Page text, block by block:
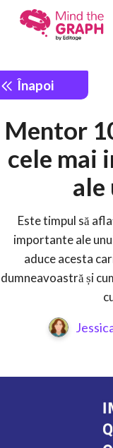
Înapoi
Mentor
cele mai
ale
Este timpul să
importante ale
aduce acesta
dumneavoastră și